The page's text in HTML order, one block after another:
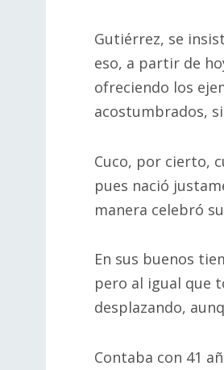
Gutiérrez, se
eso, a partir de
ofreciendo los
acostumbrados,
Cuco, por cierto,
pues nació
manera celebró
En sus buenos
pero al igual que
desplazando,
Contaba con 41